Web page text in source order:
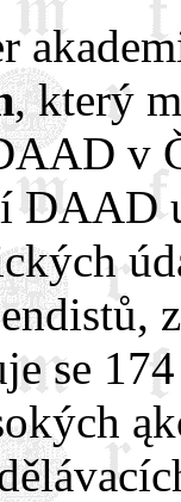
, který
v
DAAD
se